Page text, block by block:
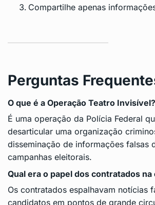
Compartilhe apenas
Perguntas
O que é a Operação Teatro Invisível?
É uma operação da Polícia Federal
desarticular uma organização
disseminação de informações falsas
campanhas eleitorais.
Qual era o papel dos contratados na
Os contratados espalhavam notícias
candidatos em pontos de grande